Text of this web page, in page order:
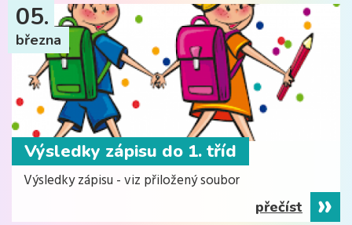
Výsledky zápisu do 1. tříd
05.
března
Výsledky zápisu - viz přiložený soubor
přečíst